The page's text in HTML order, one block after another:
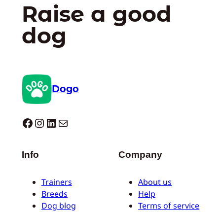
Raise a good
dog
Dogo
Dogo facebook InstagramLinkedIn E-mail
Info
Trainers
Breeds
Dog blog
Company
About us
Help
Terms of service